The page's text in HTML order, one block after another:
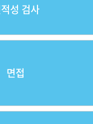
성 검사
면접